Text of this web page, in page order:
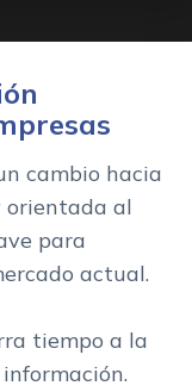
cambio hacia
orientada al
para
actual.
tiempo a la